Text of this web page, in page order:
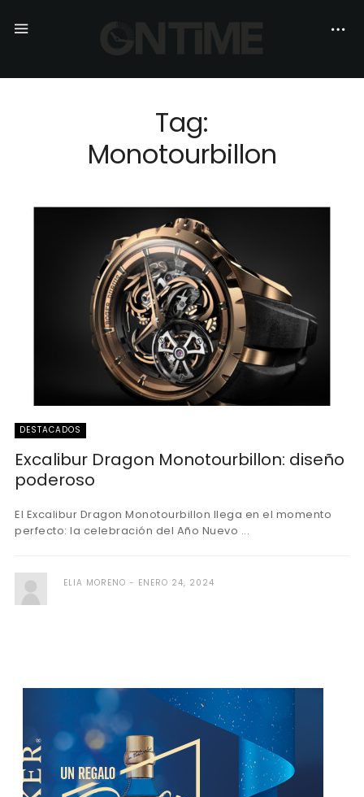
Tag:
Monotourbillon
DESTACADOS
Excalibur Dragon Monotourbillon: diseño
poderoso
El Excalibur Dragon Monotourbillon llega en el momento
perfecto: la celebración del Año Nuevo ...
ELIA MORENO ENERO 24, 2024